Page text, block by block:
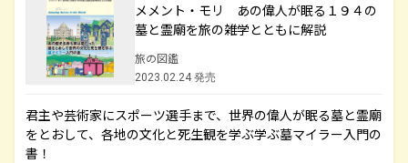
メメント・モリ あの偉人が眠る１９４の
墓と霊廟を旅の雑学とともに解説
旅の図鑑
2023.02.24 発売
君主や芸術家にスポーツ選手まで、世界の偉人が眠る墓と霊廟
をとおして、各地の文化と死生観を学ぶ学ぶ墓マイラー入門の
書！